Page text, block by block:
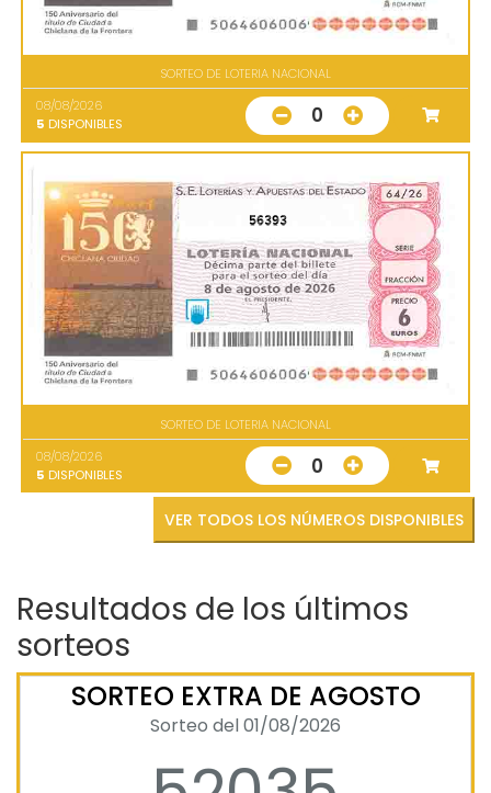
SORTEO DE LOTERIA NACIONAL
08/08/2026
5 DISPONIBLES 0
56393
SORTEO DE LOTERIA NACIONAL
08/08/2026
5 DISPONIBLES 0
VER TODOS LOS NÚMEROS DISPONIBLES
Resultados de los últimos
sorteos
SORTEO EXTRA DE AGOSTO
Sorteo del 01/08/2026